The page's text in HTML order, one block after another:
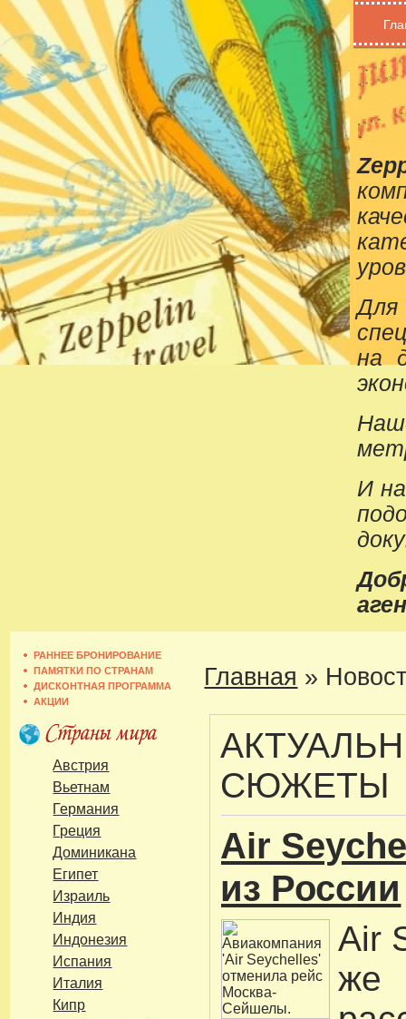
на
И
РАННЕЕ БРОНИРОВАНИЕ
ПАМЯТКИ ПО СТРАНАМ
ДИСКОНТНАЯ ПРОГРАММА
АКЦИИ
Австрия
Вьетнам
Германия
Греция
Доминикана
Египет
Израиль
Индия
Индонезия
Испания
Италия
Кипр
Главная »
СЮЖЕТЫ
Air
из России
Air
же